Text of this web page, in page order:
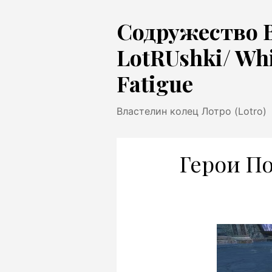
Содружество
LotRUshki/
Fatigue
Властелин колец Лотро (Lotro)
Герои